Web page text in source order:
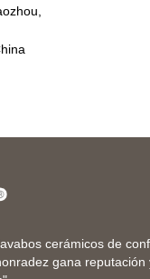
cerámicos de
gana reputación